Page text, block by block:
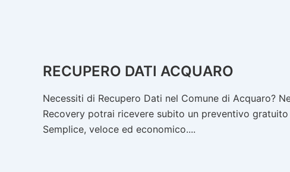
RECUPERO DATI ACQUARO
Necessiti di Recupero Dati nel Comune di Acquaro?
Recovery potrai ricevere subito un preventivo
Semplice, veloce ed economico....